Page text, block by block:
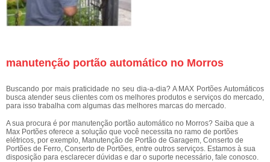
manutenção portão automático no Morros
Buscando por mais praticidade no seu dia-a-dia? A MAX Portões Automáticos
busca atender seus clientes com os melhores produtos e serviços do mercado,
para isso trabalha com algumas das melhores marcas do mercado.
A sua procura é por manutenção portão automático no Morros? Saiba que a
Max Portões oferece a solução que você necessita no ramo de portões
elétricos, por exemplo, Manutenção de Portão de Garagem, Conserto de
Portões de Ferro, Conserto de Portões, entre outros serviços. Estamos à sua
disposição para esclarecer dúvidas e dar o suporte necessário, fale conosco.